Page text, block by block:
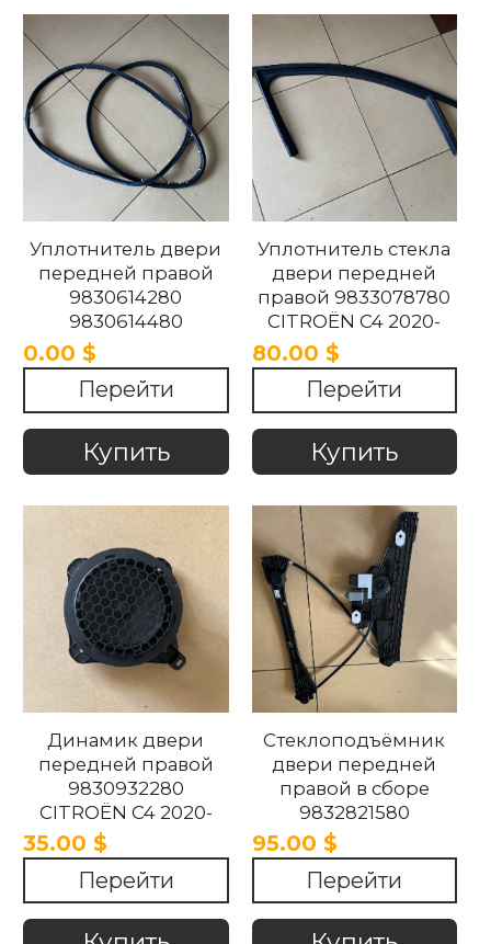
Уплотнитель двери
передней правой
9830614280
9830614480
9833317680 CITROËN
C4 2020-2025
0.00 $
Перейти
Купить
Уплотнитель стекла
двери передней
правой 9833078780
CITROËN C4 2020-
2025
80.00 $
Перейти
Купить
Динамик двери
передней правой
9830932280
CITROËN C4 2020-
2025
35.00 $
Перейти
Стеклоподъёмник
двери передней
правой в сборе
9832821580
9832841580 CITROËN
C4 2020-2025
95.00 $
Перейти